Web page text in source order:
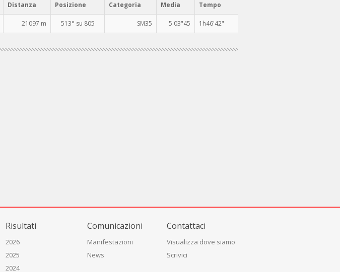
Distanza Posizione Categoria Media Tempo
21097 m 513° su 805 SM35 5'03"45 1h46'42"
Risultati
2026
2025
2024
Comunicazioni
Manifestazioni
News
Contattaci
Visualizza dove siamo
Scrivici